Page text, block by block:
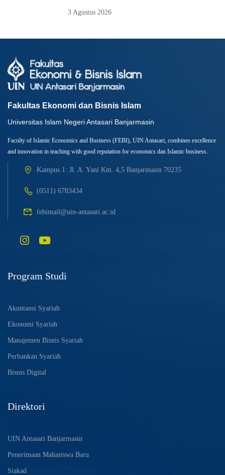
3 Agustus 2026
Fakultas Ekonomi dan Bisnis Islam
Universitas Islam Negeri Antasari Banjarmasin
Faculty of Islamic Economics and Business (FEBI), UIN Antasari, combines excellence
and innovation in teaching with good reputation for economics dan Islamic business.
Kampus 1: Jl. A. Yani Km. 4,5 Banjarmasin 70235
(0511) 6783434
febimail@uin-antasari.ac.id
Program Studi
Akuntansi Syariah
Ekonomi Syariah
Manajemen Bisnis Syariah
Perbankan Syariah
Bisnis Digital
Direktori
UIN Antasari Banjarmasin
Penerimaan Mahasiswa Baru
Siakad